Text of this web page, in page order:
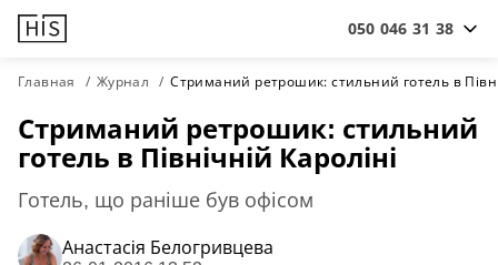
050 046 31 38
Главная Журнал Стриманий ретрошик: стильний готель в
Стриманий ретрошик: стильний
готель в Північній Кароліні
Готель, що раніше був офісом
Анастасiя Белогривцева